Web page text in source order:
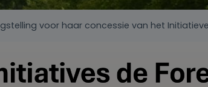
voor haar concessie van het